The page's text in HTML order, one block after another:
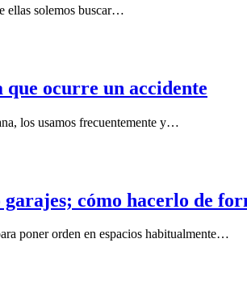
ellas solemos buscar…
ocurre un accidente
los usamos frecuentemente y…
cómo hacerlo de
poner orden en espacios habitualmente…